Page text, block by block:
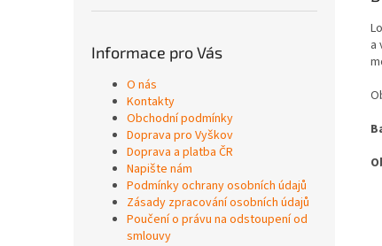
Informace pro Vás
O nás
Kontakty
Obchodní podmínky
Doprava pro Vyškov
Doprava a platba ČR
Napište nám
Podmínky ochrany osobních údajů
Zásady zpracování osobních údajů
Poučení o právu na odstoupení od
smlouvy
a